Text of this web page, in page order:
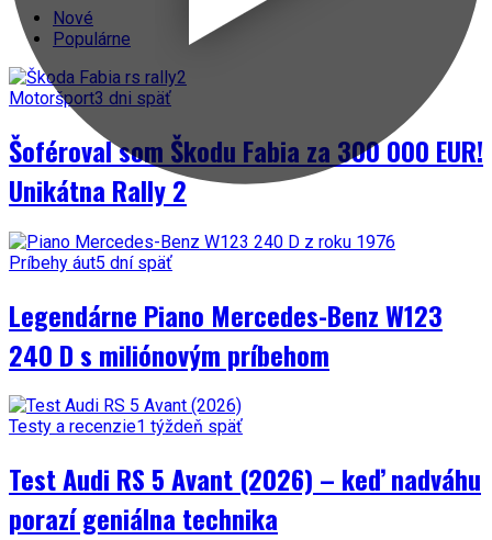
Nové
Populárne
Motoršport3 dni späť
Šoféroval som Škodu Fabia za 300 000 EUR!
Unikátna Rally 2
Príbehy áut5 dní späť
Legendárne Piano Mercedes-Benz W123
240 D s miliónovým príbehom
Testy a recenzie1 týždeň späť
Test Audi RS 5 Avant (2026) – keď nadváhu
porazí geniálna technika